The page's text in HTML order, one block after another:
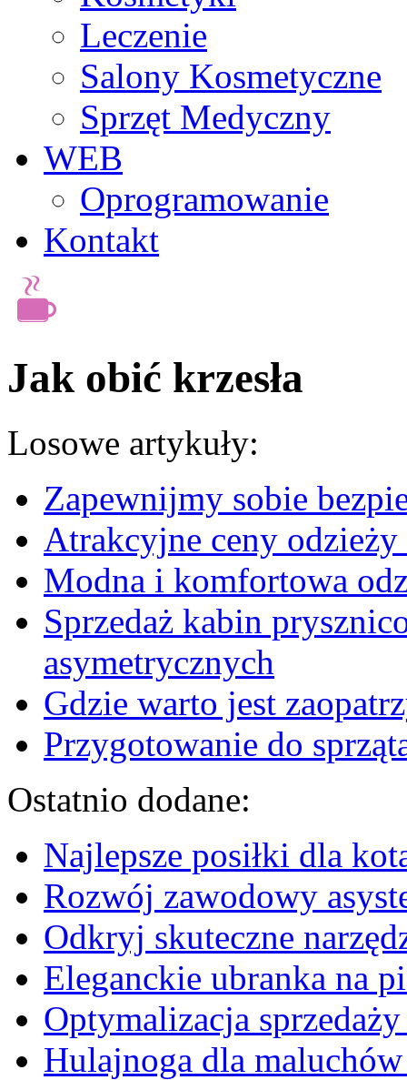
Leczenie
Salony Kosmetyczne
Sprzęt Medyczny
WEB
Oprogramowanie
Kontakt
Jak obić krzesła
Losowe artykuły:
Zapewnijmy sobie
Atrakcyjne ceny
Modna i komfortowa
Sprzedaż kabin
asymetrycznych
Gdzie warto jest
Przygotowanie do
Ostatnio dodane:
Najlepsze posiłki dla
Rozwój zawodowy
Odkryj skuteczne
Eleganckie ubranka na
Optymalizacja
Hulajnoga dla maluchów